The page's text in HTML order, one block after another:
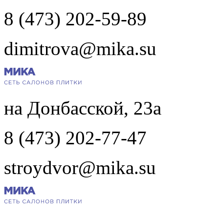
8 (473) 202-59-89
dimitrova@mika.su
на Донбасской, 23а
8 (473) 202-77-47
stroydvor@mika.su